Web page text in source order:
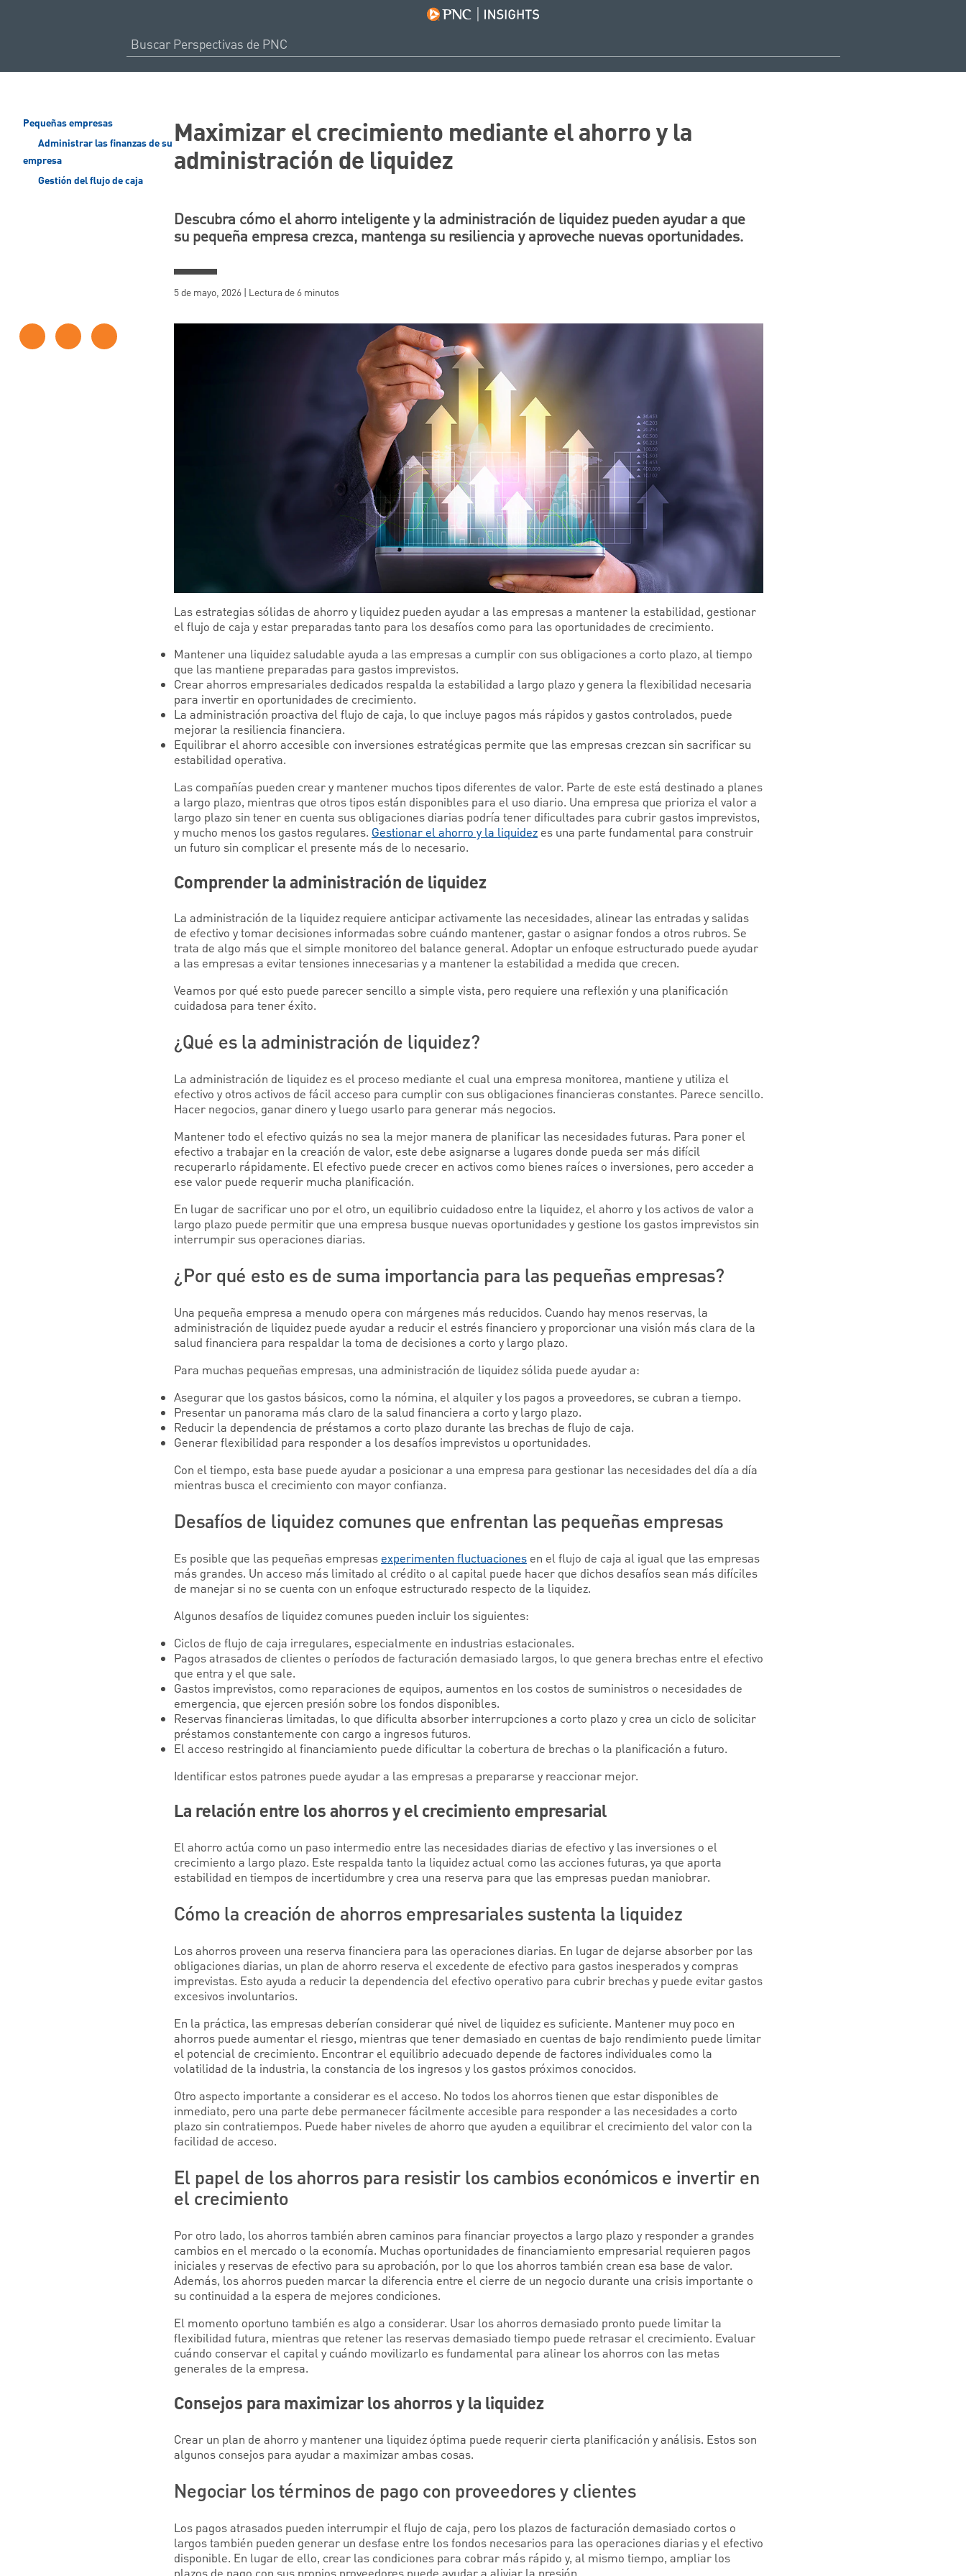
Pequeñas empresas
Administrar las finanzas de su
empresa
Gestión del flujo de caja
Maximizar el crecimiento mediante el ahorro y la
administración de liquidez
Descubra cómo el ahorro inteligente y la administración de liquidez pueden ayudar a que
su pequeña empresa crezca, mantenga su resiliencia y aproveche nuevas oportunidades.
5 de mayo, 2026 | Lectura de 6 minutos
Las estrategias sólidas de ahorro y liquidez pueden ayudar a las empresas a mantener la estabilidad, gestionar
el flujo de caja y estar preparadas tanto para los desafíos como para las oportunidades de crecimiento.
Mantener una liquidez saludable ayuda a las empresas a cumplir con sus obligaciones a corto plazo, al tiempo
que las mantiene preparadas para gastos imprevistos.
Crear ahorros empresariales dedicados respalda la estabilidad a largo plazo y genera la flexibilidad necesaria
para invertir en oportunidades de crecimiento.
La administración proactiva del flujo de caja, lo que incluye pagos más rápidos y gastos controlados, puede
mejorar la resiliencia financiera.
Equilibrar el ahorro accesible con inversiones estratégicas permite que las empresas crezcan sin sacrificar su
estabilidad operativa.
Las compañías pueden crear y mantener muchos tipos diferentes de valor. Parte de este está destinado a planes
a largo plazo, mientras que otros tipos están disponibles para el uso diario. Una empresa que prioriza el valor a
largo plazo sin tener en cuenta sus obligaciones diarias podría tener dificultades para cubrir gastos imprevistos,
y mucho menos los gastos regulares. Gestionar el ahorro y la liquidez es una parte fundamental para construir
un futuro sin complicar el presente más de lo necesario.
Comprender la administración de liquidez
La administración de la liquidez requiere anticipar activamente las necesidades, alinear las entradas y salidas
de efectivo y tomar decisiones informadas sobre cuándo mantener, gastar o asignar fondos a otros rubros. Se
trata de algo más que el simple monitoreo del balance general. Adoptar un enfoque estructurado puede ayudar
a las empresas a evitar tensiones innecesarias y a mantener la estabilidad a medida que crecen.
Veamos por qué esto puede parecer sencillo a simple vista, pero requiere una reflexión y una planificación
cuidadosa para tener éxito.
¿Qué es la administración de liquidez?
La administración de liquidez es el proceso mediante el cual una empresa monitorea, mantiene y utiliza el
efectivo y otros activos de fácil acceso para cumplir con sus obligaciones financieras constantes. Parece sencillo.
Hacer negocios, ganar dinero y luego usarlo para generar más negocios.
Mantener todo el efectivo quizás no sea la mejor manera de planificar las necesidades futuras. Para poner el
efectivo a trabajar en la creación de valor, este debe asignarse a lugares donde pueda ser más difícil
recuperarlo rápidamente. El efectivo puede crecer en activos como bienes raíces o inversiones, pero acceder a
ese valor puede requerir mucha planificación.
En lugar de sacrificar uno por el otro, un equilibrio cuidadoso entre la liquidez, el ahorro y los activos de valor a
largo plazo puede permitir que una empresa busque nuevas oportunidades y gestione los gastos imprevistos sin
interrumpir sus operaciones diarias.
¿Por qué esto es de suma importancia para las pequeñas empresas?
Una pequeña empresa a menudo opera con márgenes más reducidos. Cuando hay menos reservas, la
administración de liquidez puede ayudar a reducir el estrés financiero y proporcionar una visión más clara de la
salud financiera para respaldar la toma de decisiones a corto y largo plazo.
Para muchas pequeñas empresas, una administración de liquidez sólida puede ayudar a:
Asegurar que los gastos básicos, como la nómina, el alquiler y los pagos a proveedores, se cubran a tiempo.
Presentar un panorama más claro de la salud financiera a corto y largo plazo.
Reducir la dependencia de préstamos a corto plazo durante las brechas de flujo de caja.
Generar flexibilidad para responder a los desafíos imprevistos u oportunidades.
Con el tiempo, esta base puede ayudar a posicionar a una empresa para gestionar las necesidades del día a día
mientras busca el crecimiento con mayor confianza.
Desafíos de liquidez comunes que enfrentan las pequeñas empresas
Es posible que las pequeñas empresasexperimenten fluctuaciones en el flujo de caja al igual que las empresas
más grandes. Un acceso más limitado al crédito o al capital puede hacer que dichos desafíos sean más difíciles
de manejar si no se cuenta con un enfoque estructurado respecto de la liquidez.
Algunos desafíos de liquidez comunes pueden incluir los siguientes:
Ciclos de flujo de caja irregulares, especialmente en industrias estacionales.
Pagos atrasados de clientes o períodos de facturación demasiado largos, lo que genera brechas entre el efectivo
que entra y el que sale.
Gastos imprevistos, como reparaciones de equipos, aumentos en los costos de suministros o necesidades de
emergencia, que ejercen presión sobre los fondos disponibles.
Reservas financieras limitadas, lo que dificulta absorber interrupciones a corto plazo y crea un ciclo de solicitar
préstamos constantemente con cargo a ingresos futuros.
El acceso restringido al financiamiento puede dificultar la cobertura de brechas o la planificación a futuro.
Identificar estos patrones puede ayudar a las empresas a prepararse y reaccionar mejor.
La relación entre los ahorros y el crecimiento empresarial
El ahorro actúa como un paso intermedio entre las necesidades diarias de efectivo y las inversiones o el
crecimiento a largo plazo. Este respalda tanto la liquidez actual como las acciones futuras, ya que aporta
estabilidad en tiempos de incertidumbre y crea una reserva para que las empresas puedan maniobrar.
Cómo la creación de ahorros empresariales sustenta la liquidez
Los ahorros proveen una reserva financiera para las operaciones diarias. En lugar de dejarse absorber por las
obligaciones diarias, un plan de ahorro reserva el excedente de efectivo para gastos inesperados y compras
imprevistas. Esto ayuda a reducir la dependencia del efectivo operativo para cubrir brechas y puede evitar gastos
excesivos involuntarios.
En la práctica, las empresas deberían considerar qué nivel de liquidez es suficiente. Mantener muy poco en
ahorros puede aumentar el riesgo, mientras que tener demasiado en cuentas de bajo rendimiento puede limitar
el potencial de crecimiento. Encontrar el equilibrio adecuado depende de factores individuales como la
volatilidad de la industria, la constancia de los ingresos y los gastos próximos conocidos.
Otro aspecto importante a considerar es el acceso. No todos los ahorros tienen que estar disponibles de
inmediato, pero una parte debe permanecer fácilmente accesible para responder a las necesidades a corto
plazo sin contratiempos. Puede haber niveles de ahorro que ayuden a equilibrar el crecimiento del valor con la
facilidad de acceso.
El papel de los ahorros para resistir los cambios económicos e invertir en
el crecimiento
Por otro lado, los ahorros también abren caminos para financiar proyectos a largo plazo y responder a grandes
cambios en el mercado o la economía. Muchas oportunidades de financiamiento empresarial requieren pagos
iniciales y reservas de efectivo para su aprobación, por lo que los ahorros también crean esa base de valor.
Además, los ahorros pueden marcar la diferencia entre el cierre de un negocio durante una crisis importante o
su continuidad a la espera de mejores condiciones.
El momento oportuno también es algo a considerar. Usar los ahorros demasiado pronto puede limitar la
flexibilidad futura, mientras que retener las reservas demasiado tiempo puede retrasar el crecimiento. Evaluar
cuándo conservar el capital y cuándo movilizarlo es fundamental para alinear los ahorros con las metas
generales de la empresa.
Consejos para maximizar los ahorros y la liquidez
Crear un plan de ahorro y mantener una liquidez óptima puede requerir cierta planificación y análisis. Estos son
algunos consejos para ayudar a maximizar ambas cosas.
Negociar los términos de pago con proveedores y clientes
Los pagos atrasados pueden interrumpir el flujo de caja, pero los plazos de facturación demasiado cortos o
largos también pueden generar un desfase entre los fondos necesarios para las operaciones diarias y el efectivo
disponible. En lugar de ello, crear las condiciones para cobrar más rápido y, al mismo tiempo, ampliar los